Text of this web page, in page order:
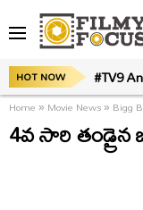
HOT NOW #TV9
Home» Movie News» Bigg
4వ సారి